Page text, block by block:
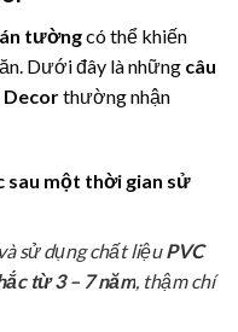
tườngcó thể khiến
Dưới đây là những câu
Decorthường nhận
sau một thời gian sử
và sử dụng chất liệuPVC
từ 3 – 7 năm, thậm chí